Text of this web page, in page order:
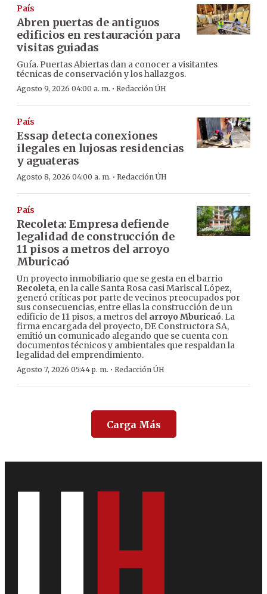
País
Abren puertas de antiguos
edificios en restauración para
visitas guiadas
Guía. Puertas Abiertas dan a conocer a visitantes
técnicas de conservación y los hallazgos.
Agosto 9, 2026 04:00 a. m. · Redacción ÚH
País
Essap detecta conexiones
ilegales en lujosas residencias
y aguateras
Agosto 8, 2026 04:00 a. m. · Redacción ÚH
País
Recoleta: Empresa defiende
legalidad de construcción de
11 pisos a metros del arroyo
Mburicaó
Un proyecto inmobiliario que se gesta en el barrio
Recoleta, en la calle Santa Rosa casi Mariscal López,
generó críticas por parte de vecinos preocupados por
sus consecuencias, entre ellas la construcción de un
edificio de 11 pisos, a metros del arroyo Mburicaó. La
firma encargada del proyecto, DE Constructora SA,
emitió un comunicado alegando que se cuenta con
documentos técnicos y ambientales que respaldan la
legalidad del emprendimiento.
Agosto 7, 2026 05:44 p. m. · Redacción ÚH
Carga Más